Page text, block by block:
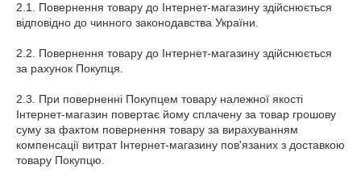
2.1. Повернення товару до Інтернет-магазину здійснюється
відповідно до чинного законодавства України.
2.2. Повернення товару до Інтернет-магазину здійснюється
за рахунок Покупця.
2.3. При поверненні Покупцем товару належної якості
Інтернет-магазин повертає йому сплачену за товар грошову
суму за фактом повернення товару за вирахуванням
компенсації витрат Інтернет-магазину пов'язаних з доставкою
товару Покупцю.